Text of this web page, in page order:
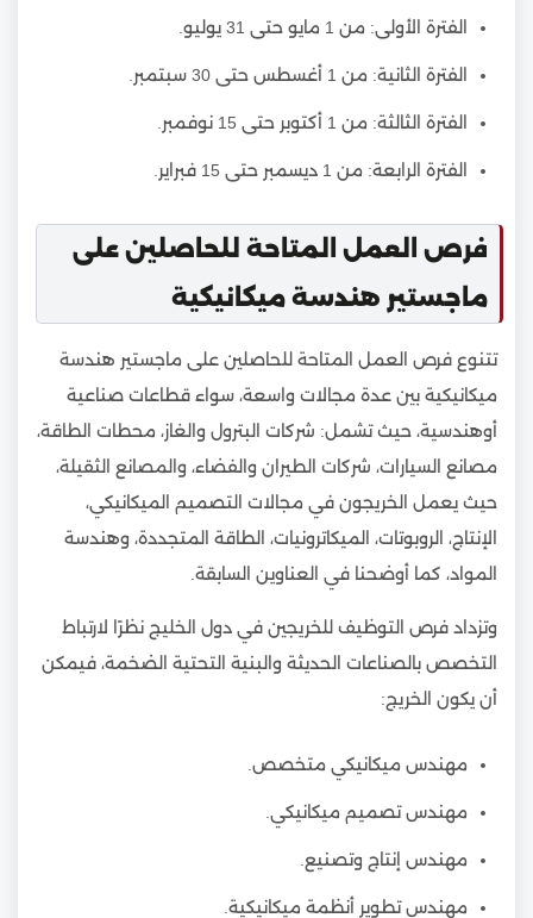
الفترة الأولى: من 1 مايو حتى 31 يوليو.
الفترة الثانية: من 1 أغسطس حتى 30 سبتمبر.
الفترة الثالثة: من 1 أكتوبر حتى 15 نوفمبر.
الفترة الرابعة: من 1 ديسمبر حتى 15 فبراير.
فرص العمل المتاحة للحاصلين على
ماجستير هندسة ميكانيكية
تتنوع فرص العمل المتاحة للحاصلين على ماجستير هندسة
ميكانيكية بين عدة مجالات واسعة، سواء قطاعات صناعية
أوهندسية، حيث تشمل: شركات البترول والغاز، محطات الطاقة،
مصانع السيارات، شركات الطيران والفضاء، والمصانع الثقيلة،
حيث يعمل الخريجون في مجالات التصميم الميكانيكي،
الإنتاج، الروبوتات، الميكاترونيات، الطاقة المتجددة، وهندسة
المواد، كما أوضحنا في العناوين السابقة.
وتزداد فرص التوظيف للخريجين في دول الخليج نظرًا لارتباط
التخصص بالصناعات الحديثة والبنية التحتية الضخمة، فيمكن
أن يكون الخريج:
مهندس ميكانيكي متخصص.
مهندس تصميم ميكانيكي.
مهندس إنتاج وتصنيع.
مهندس تطوير أنظمة ميكانيكية.